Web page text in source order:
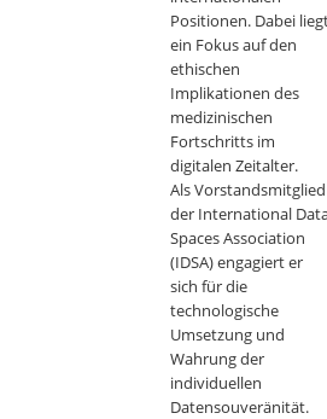
Positionen. Dabei
ein Fokus auf den
ethischen
Implikationen des
medizinischen
Fortschritts im
digitalen Zeitalter.
Als Vorstandsmitglied
der International
Spaces Association
(IDSA) engagiert er
sich für die
technologische
Umsetzung und
Wahrung der
individuellen
Datensouveränität.